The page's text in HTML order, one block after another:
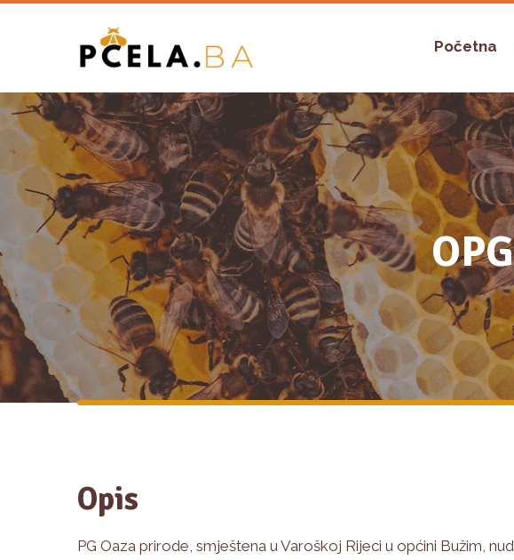
Početna
Opis
PG Oaza prirode, smještena u Varoškoj Rijeci u općini Bužim,